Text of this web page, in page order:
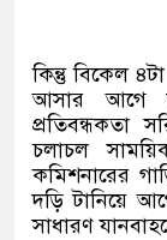
কিন্তু বিকেল
আসার আগে
প্রতিবন্ধকতা
চলাচল
কমিশনারের
দড়ি টানিয়ে
সাধারণ